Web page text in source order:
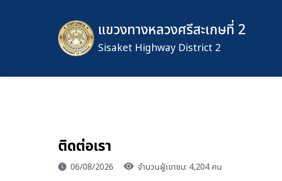
แขวงทางหลวงศรีสะเกษที่ 2
Sisaket Highway District 2
ติดต่อเรา
06/08/2026 จำนวนผู้เขาชม: 4,204 คน